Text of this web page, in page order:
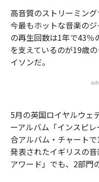
高音質のストリーミング
今最もホットな音楽の
の再生回数は1年で43％
を支えているのが19歳
イソンだ。
5月の英国ロイヤルウェ
ーアルバム「インスピ
合アルバム・チャート
発表されたイギリスの
アワード」でも、2部門